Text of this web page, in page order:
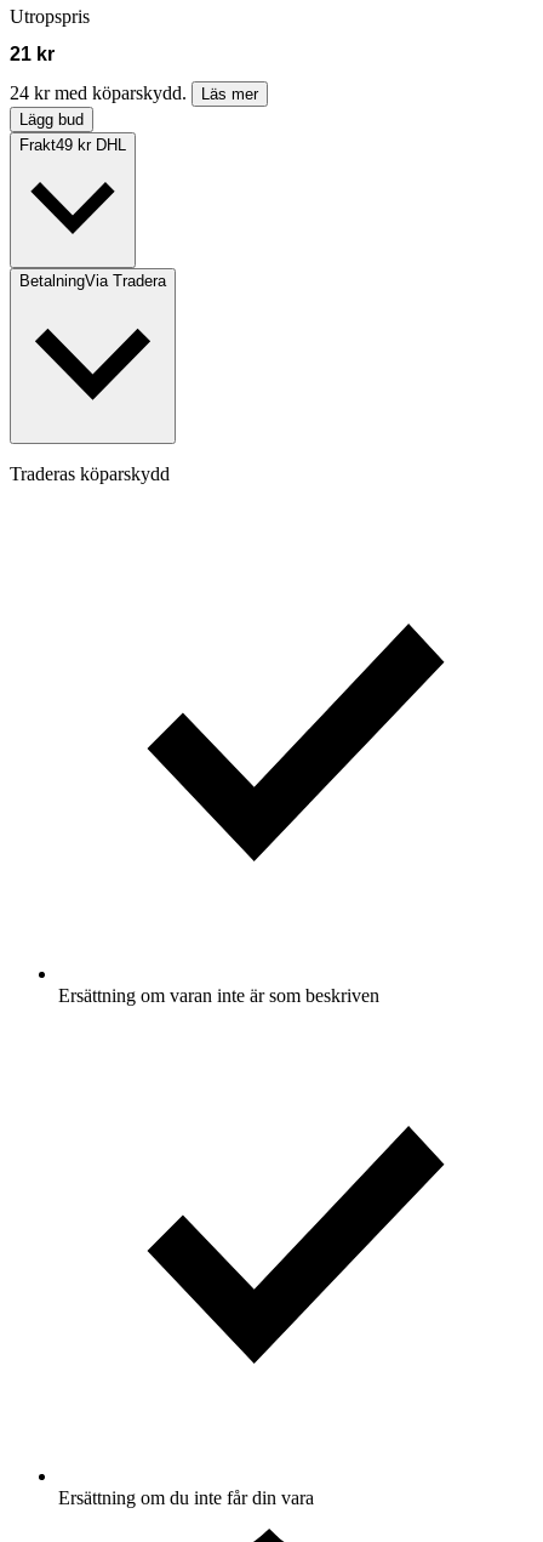
Utropspris
21 kr
24 kr med köparskydd.
Läs mer
Lägg bud
Frakt49 kr DHL
BetalningVia Tradera
Traderas köparskydd
Ersättning om varan inte är som beskriven
Ersättning om du inte får din vara